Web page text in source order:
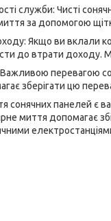
служби: Чисті
за допомогою
Якщо ви вклали
до втрати доходу.
Важливою перевагою
зберігати цю
сонячних панелей є
миття допомагає